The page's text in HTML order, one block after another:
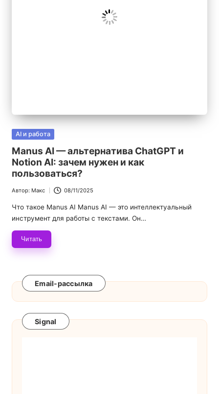
р
о
И
И
Опубликовано
AI и работа
Manus AI — альтернатива ChatGPT и
Notion AI: зачем нужен и как
пользоваться?
Запись
от
Автор: Макс 08/11/2025
Что такое Manus AI Manus AI — это интеллектуальный
инструмент для работы с текстами. Он…
Читать
Email-рассылка
Signal